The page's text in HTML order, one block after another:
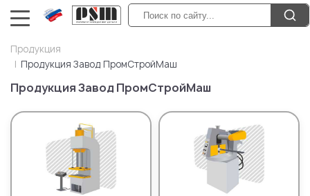
Продукция
Продукция Завод ПромСтройМаш
Продукция Завод ПромСтройМаш